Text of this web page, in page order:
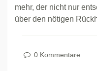
mehr, der nicht nur
über den nötigen
0 Kommentare